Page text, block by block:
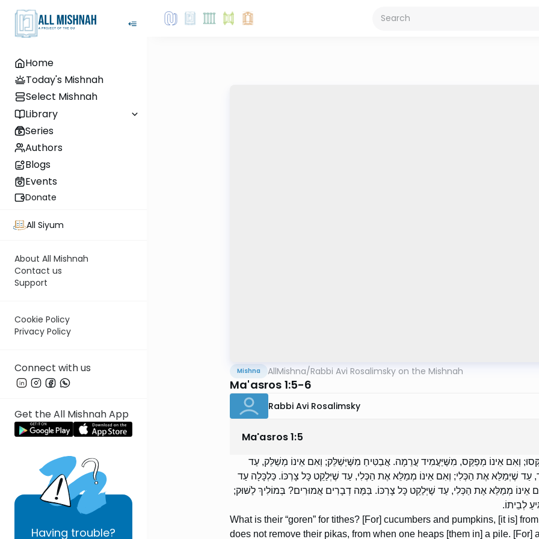
Home
Today's Mishnah
Select Mishnah
Library
Series
Authors
Blogs
Events
Donate
All Siyum
About All Mishnah
Contact us
Support
Cookie Policy
Privacy Policy
Connect with us
Get the All Mishnah App
Having trouble?
Mishna AllMishna/Rabbi Avi Rosalimsky on the Mishnah
Ma'asros 1:5-6
Rabbi Avi Rosalimsky
Ma'asros1:5
וְאִם אֵינוֹ מְפַקֵּס, מִשֶּׁיַּעֲמִיד עֲרֵמָה. אֲבַטִּיחַ מִשֶּׁיְּשַׁלֵּק; וְאִם אֵינוֹ מְשַׁלֵּק, עַד
עַד שֶׁיְּמַלֵּא אֶת הַכְּלִי; וְאִם אֵינוֹ מְמַלֵּא אֶת הַכְּלִי, עַד שֶׁיְּלַקֵט כָּל צָרְכּוֹ. כַּלְכָּלָה עַד
מְמַלֵּא אֶת הַכְּלִי, עַד שֶׁיְּלַקֵט כָּל צָרְכּוֹ. בַּמֶּה דְבָרִים אֲמוּרִים? בְּמוֹלִיךְ לַשּׁוּק;
לְבֵיתוֹ.
What is their “goren” for tithes? [For] cucumbers and pumpkins, [it is]
does not remove their pikas, from when one heaps [them in] a pile. [For]